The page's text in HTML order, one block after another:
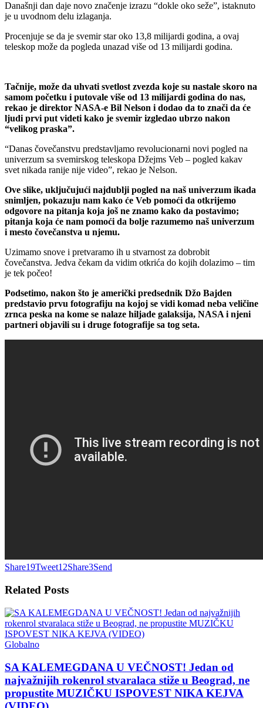
Današnji dan daje novo značenje izrazu “dokle oko seže”, istaknuto
je u uvodnom delu izlaganja.
Procenjuje se da je svemir star oko 13,8 milijardi godina, a ovaj
teleskop može da pogleda unazad više od 13 milijardi godina.
Tačnije, može da uhvati svetlost zvezda koje su nastale skoro na
samom početku i putovale više od 13 milijardi godina do nas,
rekao je direktor NASA-e Bil Nelson i dodao da to znači da će
ljudi prvi put videti kako je svemir izgledao ubrzo nakon
“velikog praska”.
“Danas čovečanstvu predstavljamo revolucionarni novi pogled na
univerzum sa svemirskog teleskopa Džejms Veb – pogled kakav
svet nikada ranije nije video”, rekao je Nelson.
Ove slike, uključujući najdublji pogled na naš univerzum ikada
snimljen, pokazuju nam kako će Veb pomoći da otkrijemo
odgovore na pitanja koja još ne znamo kako da postavimo;
pitanja koja će nam pomoći da bolje razumemo naš univerzum
i mesto čovečanstva u njemu.
Uzimamo snove i pretvaramo ih u stvarnost za dobrobit
čovečanstva. Jedva čekam da vidim otkrića do kojih dolazimo – tim
je tek počeo!
Podsetimo, nakon što je američki predsednik Džo Bajden
predstavio prvu fotografiju na kojoj se vidi komad neba veličine
zrnca peska na kome se nalaze hiljade galaksija, NASA i njeni
partneri objavili su i druge fotografije sa tog seta.
Share19Tweet12Share3Send
Related Posts
Globalno
SA KALEMEGDANA U VEČNOST! Jedan od
najvažnijih rokenrol stvaralaca stiže u Beograd, ne
propustite MUZIČKU ISPOVEST NIKA KEJVA